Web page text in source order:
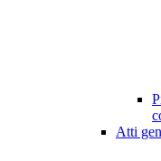
Atti